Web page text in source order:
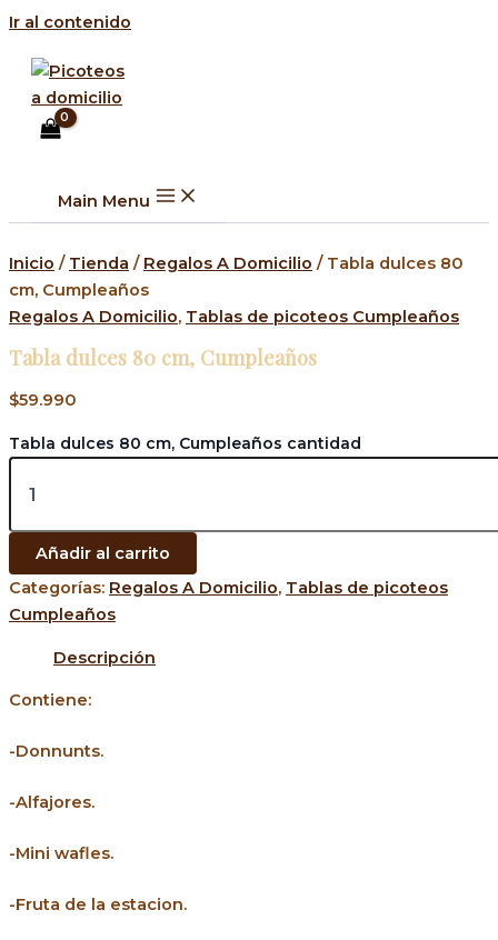
Ir al contenido
Main Menu
Inicio / Tienda / Regalos A Domicilio / Tabla dulces 80
cm, Cumpleaños
Regalos A Domicilio, Tablas de picoteos Cumpleaños
Tabla dulces 80 cm, Cumpleaños
$59.990
Tabla dulces 80 cm, Cumpleaños cantidad
Añadir al carrito
Categorías: Regalos A Domicilio, Tablas de picoteos
Cumpleaños
Descripción
Contiene:
-Donnunts.
-Alfajores.
-Mini wafles.
-Fruta de la estacion.